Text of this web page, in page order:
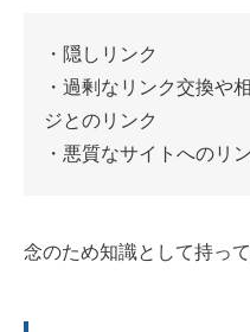
・隠しリンク
・過剰なリンク交換や
ジとのリンク
・悪質なサイトへのリ
念のため知識として持っ